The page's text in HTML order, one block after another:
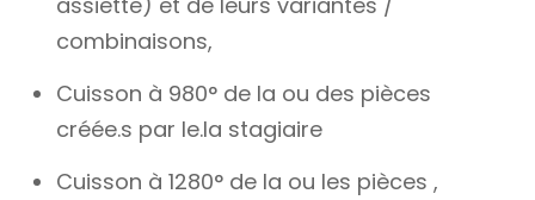
combinaisons,
Cuisson à 980° de la ou des pièces
créée.s par le.la stagiaire
Cuisson à 1280° de la ou les pièces ,